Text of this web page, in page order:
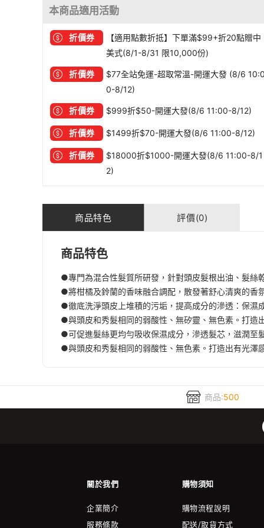
本商品適用活動
折價券
【適用點數折抵】下單滿$99+折20點贈中
美式(8/1-8/31 限10,000份)
折價券
$77全站免運-超取常溫-開運大發 (8/6
0-8/12)
折價券 $999折$50-開運大發(8/6 11:00-8/12)
折價券 $1499折$70-開運大發(8/6 11:00-8/12)
折價券
$18000折$1000-開運大發(8/6 11:00-8/1
2)
商品特色 評價(0)
商品特色
●專門為混合性髮質所研發，針對頭皮髮根出油、髮絲
●將柑橘及鈴蘭的香味融合調配，散發著舒心清爽的香
●徹底洗淨頭皮上堆積的污垢，提高成分的滲透：保濕
●與頭皮和秀髮相同的弱酸性、無矽靈、無色素。打造
●可促進髮絲更均勻吸收保濕成分，滲透髮芯，滋潤至
●與頭皮和秀髮相同的弱酸性、無色素。打造出有光
商品:500
關於我們 購物須知
企業簡介
服務條款
購物流程說明
配送/取貨方式